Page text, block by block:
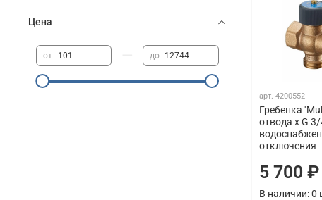
арт. 4200552
Гребенка
отвода x G
отключения
5 700 ₽
В наличии: 0
Цена
от до